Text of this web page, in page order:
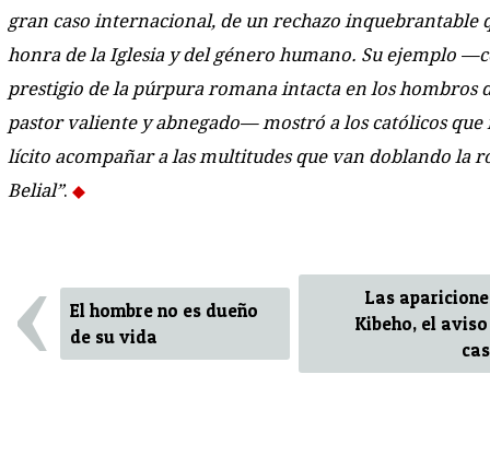
gran caso internacional, de un rechazo inquebrantable
honra de la Iglesia y del género humano. Su ejemplo
prestigio de la púrpura romana intacta en los hombros
pastor valiente y abnegado— mostró a los católicos que
lícito acompañar a las multitudes que van doblando la
Belial”.
‹
El hombre no es dueño
de su vida
Las
Kibeho, el